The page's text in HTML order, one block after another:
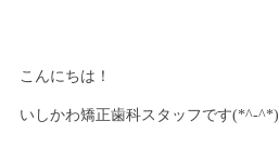
こんにちは！
いしかわ矯正歯科スタッフです(*^-^*)